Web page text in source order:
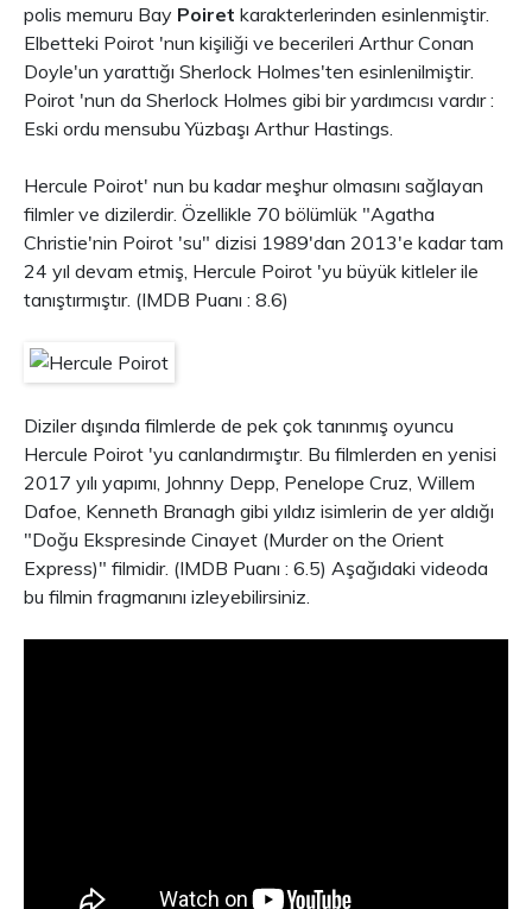
polis memuru Bay Poiret karakterlerinden esinlenmiştir.
Elbetteki Poirot 'nun kişiliği ve becerileri Arthur Conan
Doyle'un yarattığı Sherlock Holmes'ten esinlenilmiştir.
Poirot 'nun da Sherlock Holmes gibi bir yardımcısı vardır :
Eski ordu mensubu Yüzbaşı Arthur Hastings.
Hercule Poirot' nun bu kadar meşhur olmasını sağlayan
filmler ve dizilerdir. Özellikle 70 bölümlük "Agatha
Christie'nin Poirot 'su" dizisi 1989'dan 2013'e kadar tam
24 yıl devam etmiş, Hercule Poirot 'yu büyük kitleler ile
tanıştırmıştır. (IMDB Puanı : 8.6)
Diziler dışında filmlerde de pek çok tanınmış oyuncu
Hercule Poirot 'yu canlandırmıştır. Bu filmlerden en yenisi
2017 yılı yapımı, Johnny Depp, Penelope Cruz, Willem
Dafoe, Kenneth Branagh gibi yıldız isimlerin de yer aldığı
"Doğu Ekspresinde Cinayet (Murder on the Orient
Express)" filmidir. (IMDB Puanı : 6.5) Aşağıdaki videoda
bu filmin fragmanını izleyebilirsiniz.